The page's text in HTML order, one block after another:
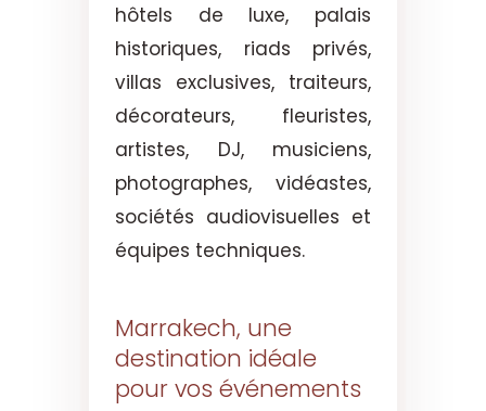
hôtels de luxe, palais
historiques, riads privés,
villas exclusives, traiteurs,
décorateurs, fleuristes,
artistes, DJ, musiciens,
photographes, vidéastes,
sociétés audiovisuelles et
équipes techniques.
Marrakech, une
destination idéale
pour vos événements